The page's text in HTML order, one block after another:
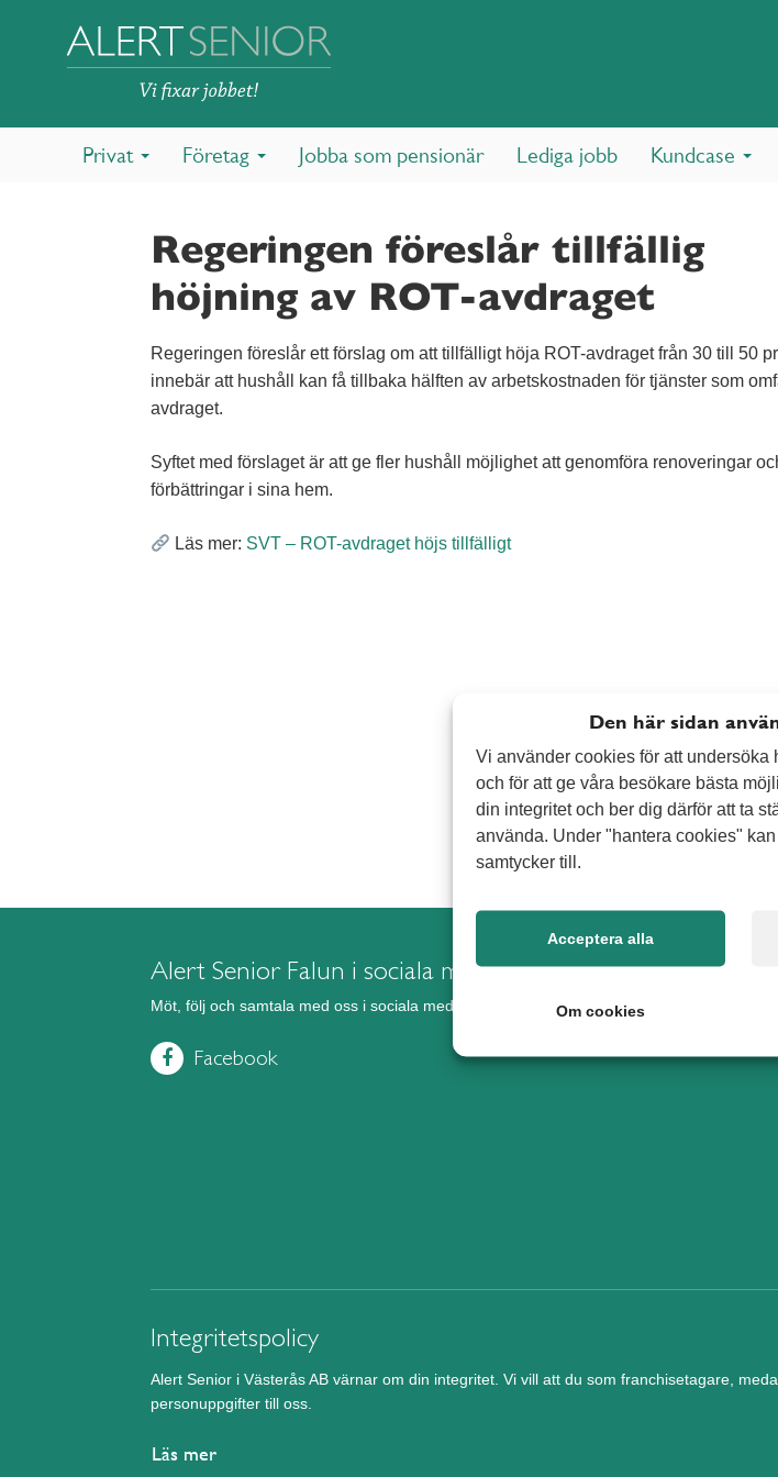
Privat Företag Jobba som pensionär Lediga jobb Kundcase
Regeringen föreslår tillfällig
höjning av ROT-avdraget
Regeringen föreslår ett förslag om att tillfälligt höja ROT-avdraget från 30 till 50
innebär att hushåll kan få tillbaka hälften av arbetskostnaden för tjänster som
avdraget.
Syftet med förslaget är att ge fler hushåll möjlighet att genomföra renoveringar
förbättringar i sina hem.
Läs mer: SVT – ROT-avdraget höjs tillfälligt
Alert Senior Falun i sociala medier
Möt, följ och samtala med oss i sociala medier.
Facebook
Integritetspolicy
Alert Senior i Västerås AB värnar om din integritet. Vi vill att du som franchisetagare,
personuppgifter till oss.
Läs mer
Den här sidan
Vi använder cookies för att undersöka
och för att ge våra besökare bästa
din integritet och ber dig därför att ta
använda. Under "hantera cookies"
samtycker till.
Acceptera alla
Om cookies